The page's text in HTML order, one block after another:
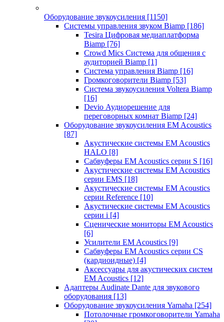
Оборудование звукоусиления [1150]
Системы управления звуком Biamp [186]
Tesira Цифровая медиаплатформа
Biamp [76]
Crowd Mics Система для общения с
аудиторией Biamp [1]
Система управления Biamp [16]
Громкоговорители Biamp [53]
Система звукоусиления Voltera Biamp
[16]
Devio Аудиорешение для
переговорных комнат Biamp [24]
Оборудование звукоусиления EM Acoustics
[87]
Акустические системы EM Acoustics
HALO [8]
Сабвуферы EM Acoustics серии S [16]
Акустические системы EM Acoustics
серии EMS [18]
Акустические системы EM Acoustics
серии Reference [10]
Акустические системы EM Acoustics
серии i [4]
Сценические мониторы EM Acoustics
[6]
Усилители EM Acoustics [9]
Сабвуферы EM Acoustics серии CS
(кардиоидные) [4]
Аксессуары для акустических систем
EM Acoustics [12]
Адаптеры Audinate Dante для звукового
оборудования [13]
Оборудование звукоусиления Yamaha [254]
Потолочные громкоговорители Yamaha